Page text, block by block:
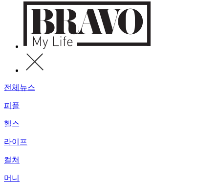
전체뉴스
피플
헬스
라이프
컬처
머니